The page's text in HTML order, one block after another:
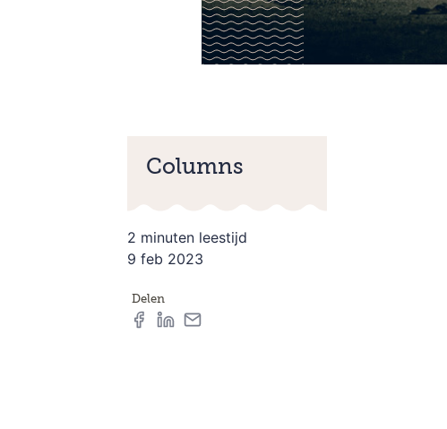
Columns
2 minuten leestijd
9 feb 2023
Delen